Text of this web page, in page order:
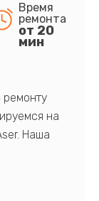
Время
ремонта
от 20
мин
на
Наша
и